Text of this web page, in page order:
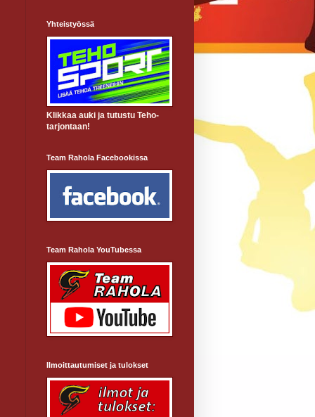
Yhteistyössä
Klikkaa auki ja tutustu Teho-
tarjontaan!
Team Rahola Facebookissa
Team Rahola YouTubessa
Ilmoittautumiset ja tulokset